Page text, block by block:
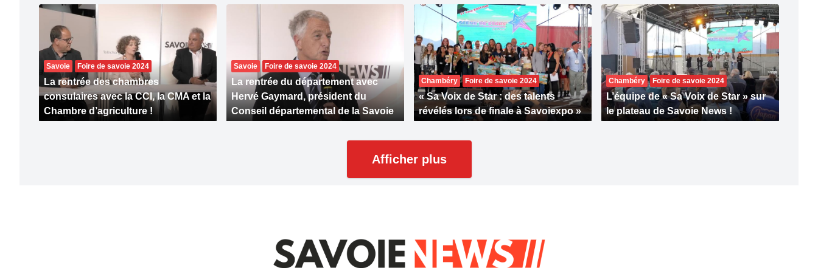
Savoie Foire de savoie 2024
La rentrée des chambres
consulaires avec la CCI, la CMA et la
Chambre d’agriculture !
Savoie Foire de savoie 2024
La rentrée du département avec
Hervé Gaymard, président du
Conseil départemental de la Savoie
Chambéry Foire de savoie 2024
« Sa Voix de Star : des talents
révélés lors de finale à Savoiexpo »
Chambéry Foire de savoie 2024
L’équipe de « Sa Voix de Star » sur
le plateau de Savoie News !
Afficher plus